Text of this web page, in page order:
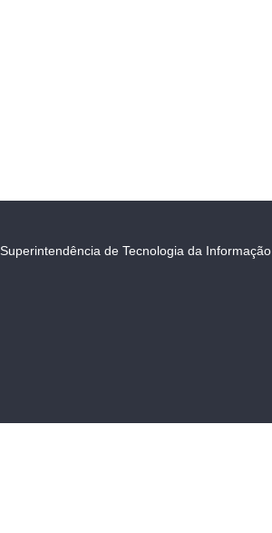
Superintendência de Tecnologia da Informação